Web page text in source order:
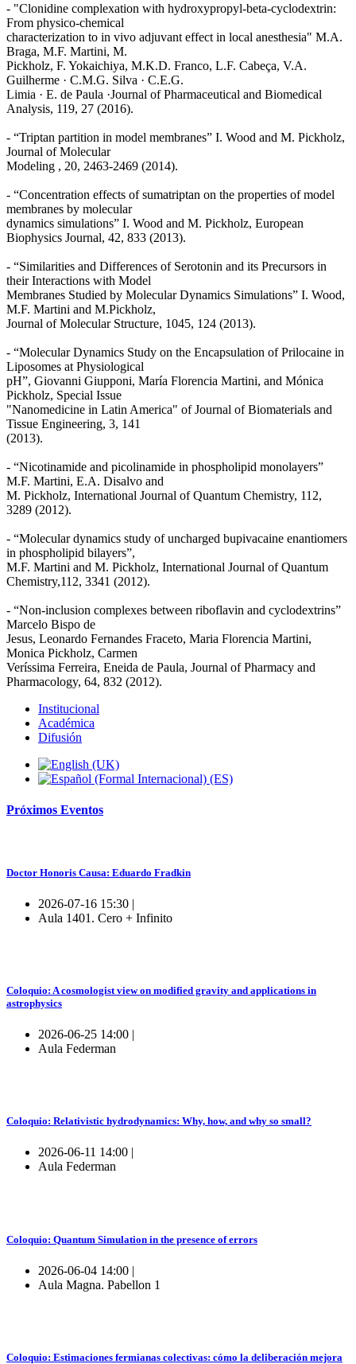
- "Clonidine complexation with hydroxypropyl-beta-cyclodextrin:
From physico-chemical
characterization to in vivo adjuvant effect in local anesthesia" M.A.
Braga, M.F. Martini, M.
Pickholz, F. Yokaichiya, M.K.D. Franco, L.F. Cabeça, V.A.
Guilherme · C.M.G. Silva · C.E.G.
Limia · E. de Paula ·Journal of Pharmaceutical and Biomedical
Analysis, 119, 27 (2016).
- “Triptan partition in model membranes” I. Wood and M. Pickholz,
Journal of Molecular
Modeling , 20, 2463-2469 (2014).
- “Concentration effects of sumatriptan on the properties of model
membranes by molecular
dynamics simulations” I. Wood and M. Pickholz, European
Biophysics Journal, 42, 833 (2013).
- “Similarities and Differences of Serotonin and its Precursors in
their Interactions with Model
Membranes Studied by Molecular Dynamics Simulations” I. Wood,
M.F. Martini and M.Pickholz,
Journal of Molecular Structure, 1045, 124 (2013).
- “Molecular Dynamics Study on the Encapsulation of Prilocaine in
Liposomes at Physiological
pH”, Giovanni Giupponi, María Florencia Martini, and Mónica
Pickholz, Special Issue
"Nanomedicine in Latin America" of Journal of Biomaterials and
Tissue Engineering, 3, 141
(2013).
- “Nicotinamide and picolinamide in phospholipid monolayers”
M.F. Martini, E.A. Disalvo and
M. Pickholz, International Journal of Quantum Chemistry, 112,
3289 (2012).
- “Molecular dynamics study of uncharged bupivacaine enantiomers
in phospholipid bilayers”,
M.F. Martini and M. Pickholz, International Journal of Quantum
Chemistry,112, 3341 (2012).
- “Non-inclusion complexes between riboflavin and cyclodextrins”
Marcelo Bispo de
Jesus, Leonardo Fernandes Fraceto, Maria Florencia Martini,
Monica Pickholz, Carmen
Veríssima Ferreira, Eneida de Paula, Journal of Pharmacy and
Pharmacology, 64, 832 (2012).
Institucional
Académica
Difusión
Próximos Eventos
Doctor Honoris Causa: Eduardo Fradkin
2026-07-16 15:30 |
Aula 1401. Cero + Infinito
Coloquio: A cosmologist view on modified gravity and applications in
astrophysics
2026-06-25 14:00 |
Aula Federman
Coloquio: Relativistic hydrodynamics: Why, how, and why so small?
2026-06-11 14:00 |
Aula Federman
Coloquio: Quantum Simulation in the presence of errors
2026-06-04 14:00 |
Aula Magna. Pabellon 1
Coloquio: Estimaciones fermianas colectivas: cómo la deliberación mejora